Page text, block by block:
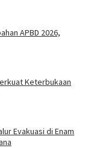
APBD 2026,
Keterbukaan
Evakuasi di Enam